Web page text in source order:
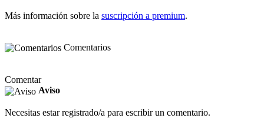
Más información sobre la suscripción a premium.
Comentarios
Comentar
Aviso
Necesitas estar registrado/a para escribir un comentario.